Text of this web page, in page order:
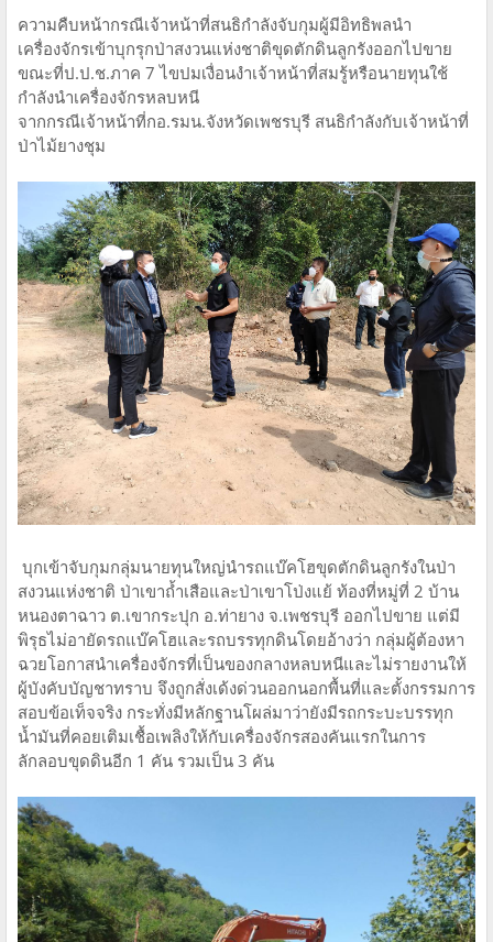
ความคืบหน้ากรณีเจ้าหน้าที่สนธิกำลังจับกุมผู้มีอิทธิพลนำ
เครื่องจักรเข้าบุกรุกป่าสงวนแห่งชาติขุดตักดินลูกรังออกไปขาย
ขณะที่ป.ป.ช.ภาค 7 ไขปมเงื่อนงำเจ้าหน้าที่สมรู้หรือนายทุนใช้
กำลังนำเครื่องจักรหลบหนี
จากกรณีเจ้าหน้าที่กอ.รมน.จังหวัดเพชรบุรี สนธิกำลังกับเจ้าหน้าที่
ป่าไม้ยางชุม
บุกเข้าจับกุมกลุ่มนายทุนใหญ่นำรถแบ๊คโฮขุดตักดินลูกรังในป่า
สงวนแห่งชาติ ป่าเขาถ้ำเสือและป่าเขาโป่งแย้ ท้องที่หมู่ที่ 2 บ้าน
หนองตาฉาว ต.เขากระปุก อ.ท่ายาง จ.เพชรบุรี ออกไปขาย แต่มี
พิรุธไม่อายัดรถแบ๊คโฮและรถบรรทุกดินโดยอ้างว่า กลุ่มผู้ต้องหา
ฉวยโอกาสนำเครื่องจักรที่เป็นของกลางหลบหนีและไม่รายงานให้
ผู้บังคับบัญชาทราบ จึงถูกสั่งเด้งด่วนออกนอกพื้นที่และตั้งกรรมการ
สอบข้อเท็จจริง กระทั่งมีหลักฐานโผล่มาว่ายังมีรถกระบะบรรทุก
น้ำมันที่คอยเติมเชื้อเพลิงให้กับเครื่องจักรสองคันแรกในการ
ลักลอบขุดดินอีก 1 คัน รวมเป็น 3 คัน